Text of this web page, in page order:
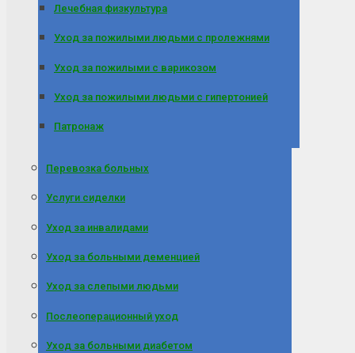
Лечебная физкультура
Уход за пожилыми людьми с пролежнями
Уход за пожилыми с варикозом
Уход за пожилыми людьми с гипертонией
Патронаж
Перевозка больных
Услуги сиделки
Уход за инвалидами
Уход за больными деменцией
Уход за слепыми людьми
Послеоперационный уход
Уход за больными диабетом